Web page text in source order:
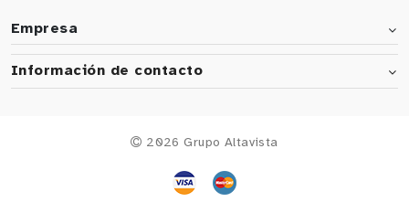
Empresa
Información de contacto
2026 Grupo Altavista